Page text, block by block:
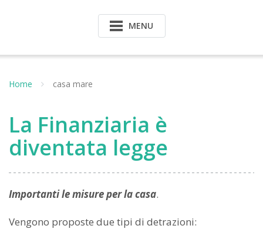
MENU
Home casa mare
La Finanziaria è
diventata legge
Importanti le misure per la casa.
Vengono proposte due tipi di detrazioni: